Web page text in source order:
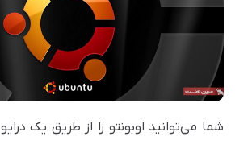
شما ‌می‌‌توانید اوبونتو را از طریق یک درایو